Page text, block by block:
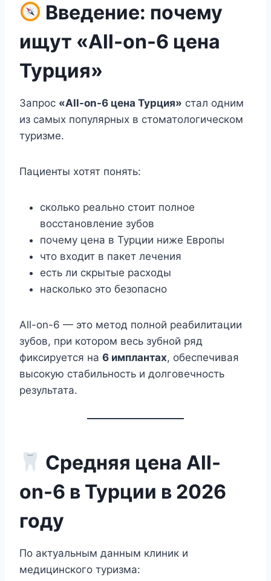
Введение: почему
ищут «All-on-6 цена
Турция»
Запрос «All-on-6 цена Турция» стал одним
из самых популярных в стоматологическом
туризме.
Пациенты хотят понять:
сколько реально стоит полное
восстановление зубов
почему цена в Турции ниже Европы
что входит в пакет лечения
есть ли скрытые расходы
насколько это безопасно
All-on-6 — это метод полной реабилитации
зубов, при котором весь зубной ряд
фиксируется на 6 имплантах, обеспечивая
высокую стабильность и долговечность
результата.
Средняя цена All-
on-6 в Турции в 2026
году
По актуальным данным клиник и
медицинского туризма: